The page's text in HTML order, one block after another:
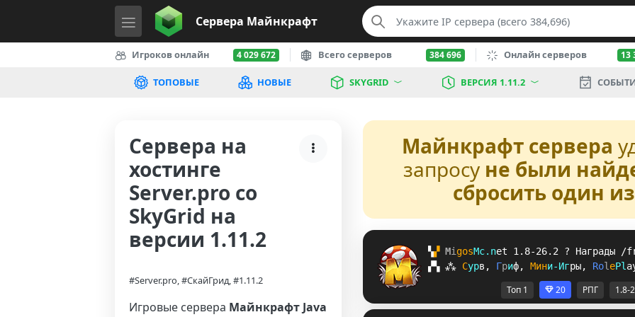
Сервера Майнкрафт
Игроков онлайн 4 029 672 Всего серверов 384 696 Онлайн серверов 13
ТОПОВЫЕ НОВЫЕ SKYGRID ВЕРСИЯ 1.11.2
Сервера на
хостинге
Server.pro со
SkyGrid на
версии 1.11.2
#Server.pro, #СкайГрид, #1.11.2
Игровые сервера Майнкрафт Java
Майнкрафт сервера
запросу не были
сбросить один
▚▞ Mi gosMc. net 1.8-26.2 ? Награды /
▞▚ ⁂ Сурв , Гриф, Мини-Игры, Rol ePl a
Топ 1 20 РПГ 1.8-